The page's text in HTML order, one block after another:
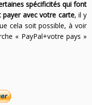
spécificités qui font
payer avec votre carte, il y
cela soit possible, à voir
« PayPal+votre pays »